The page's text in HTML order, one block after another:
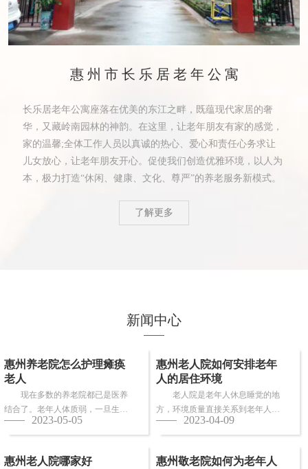
惠州市长乐居老年公寓
长乐居老年公寓座落在优美的东江之畔，既蕴现代家居的奢
华，又藏岭南园林的神韵。在这里，让老年朋友有家的感觉，
家的温馨;全体工作人员以真诚的热心、爱心和责任心务求让
儿女放心，让老年朋友开心。促使我们创造优雅环境，以人为
本，极力打造“休闲、健康、文化、尊严”的养老服务新模式。
了解更多
新闻中心
惠州养老院怎么护理瘫痪
老人
现在多数的养老院都已是医养
结合了。老年人体质弱，一旦生
病，多数情况下都会面临卧床修
养，这时候就需...
2023-05-05
惠州老人院如何安排老年
人的居住环境
老人院是老年人休息睡觉的地
方，环境质量直接关系到老年人的
健康长寿。由于老年人适应能力和
抗病能力较...
2023-04-09
惠州老人院哪家好
惠州敬老院如何为老年人